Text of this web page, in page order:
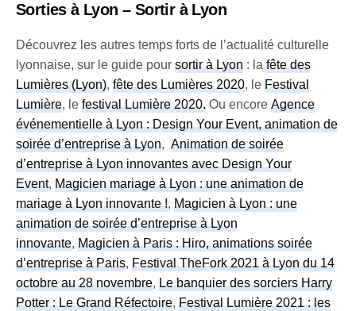
Sorties à Lyon – Sortir à Lyon
Découvrez les autres temps forts de l’actualité culturelle
lyonnaise, sur le guide poursortir à Lyon : lafête des
Lumières (Lyon),fête des Lumières 2020, leFestival
Lumière, lefestival Lumière 2020. Ou encoreAgence
événementielle à Lyon : Design Your Event, animation de
soirée d’entreprise à Lyon,Animation de soirée
d’entreprise à Lyon innovantes avec Design Your
Event,Magicien mariage à Lyon : une animation de
mariage à Lyon innovante !,Magicien à Lyon : une
animation de soirée d’entreprise à Lyon
innovante,Magicien à Paris : Hiro, animations soirée
d’entreprise à Paris,Festival TheFork 2021 à Lyon du 14
octobre au 28 novembre,Le banquier des sorciers Harry
Potter : Le Grand Réfectoire,Festival Lumière 2021 : les